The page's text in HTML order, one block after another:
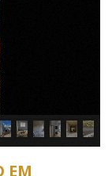
×
EM